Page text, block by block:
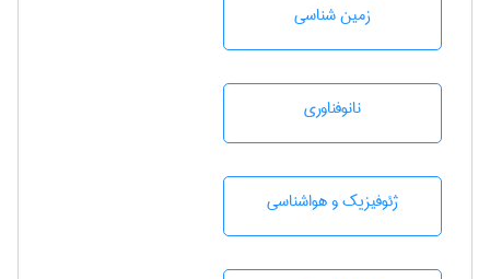
زمين شناسی
نانوفناوری
ژئوفيزيك و هواشناسی